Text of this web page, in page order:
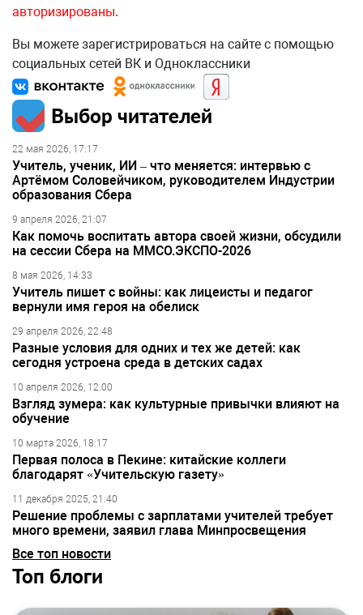
авторизированы.
Вы можете зарегистрироваться на сайте с помощью
социальных сетей ВК и Одноклассники
Выбор читателей
22 мая 2026, 17:17
Учитель, ученик, ИИ – что меняется: интервью с
Артёмом Соловейчиком, руководителем Индустрии
образования Сбера
9 апреля 2026, 21:07
Как помочь воспитать автора своей жизни, обсудили
на сессии Сбера на ММСО.ЭКСПО-2026
8 мая 2026, 14:33
Учитель пишет с войны: как лицеисты и педагог
вернули имя героя на обелиск
29 апреля 2026, 22:48
Разные условия для одних и тех же детей: как
сегодня устроена среда в детских садах
10 апреля 2026, 12:00
Взгляд зумера: как культурные привычки влияют на
обучение
10 марта 2026, 18:17
Первая полоса в Пекине: китайские коллеги
благодарят «Учительскую газету»
11 декабря 2025, 21:40
Решение проблемы с зарплатами учителей требует
много времени, заявил глава Минпросвещения
Все топ новости
Топ блоги